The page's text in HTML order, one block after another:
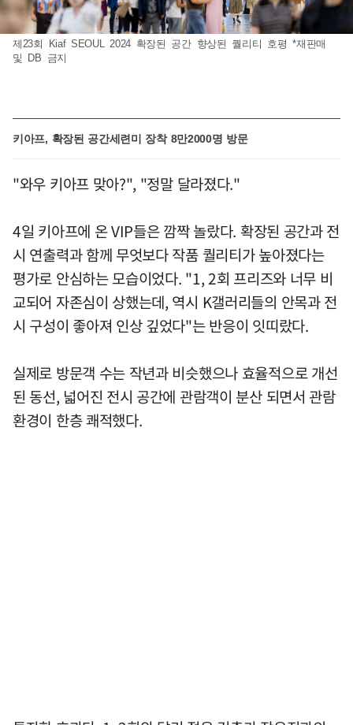
제23회 Kiaf SEOUL 2024 확장된 공간 향상된 퀄리티 호평 *재판매
및 DB 금지
키아프, 확장된 공간세련미 장착 8만2000명 방문
"와우 키아프 맞아?", "정말 달라졌다."
4일 키아프에 온 VIP들은 깜짝 놀랐다. 확장된 공간과 전
시 연출력과 함께 무엇보다 작품 퀄리티가 높아졌다는
평가로 안심하는 모습이었다. "1, 2회 프리즈와 너무 비
교되어 자존심이 상했는데, 역시 K갤러리들의 안목과 전
시 구성이 좋아져 인상 깊었다"는 반응이 잇띠랐다.
실제로 방문객 수는 작년과 비슷했으나 효율적으로 개선
된 동선, 넓어진 전시 공간에 관람객이 분산 되면서 관람
환경이 한층 쾌적했다.